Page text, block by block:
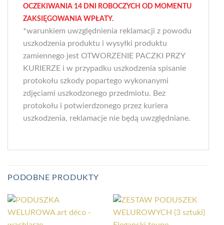
OCZEKIWANIA 14 DNI ROBOCZYCH OD MOMENTU
ZAKSIĘGOWANIA WPŁATY.
*warunkiem uwzględnienia reklamacji z powodu
uszkodzenia produktu i wysyłki produktu
zamiennego jest OTWORZENIE PACZKI PRZY
KURIERZE i w przypadku uszkodzenia spisanie
protokołu szkody popartego wykonanymi
zdjęciami uszkodzonego przedmiotu. Bez
protokołu i potwierdzonego przez kuriera
uszkodzenia, reklamacje nie będą uwzględniane.
PODOBNE PRODUKTY